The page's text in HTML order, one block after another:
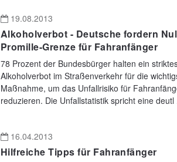
19.08.2013
Alkoholverbot - Deutsche fordern
Promille-Grenze für Fahranfänger
78 Prozent der Bundesbürger halten ein
Alkoholverbot im Straßenverkehr für die
Maßnahme, um das Unfallrisiko für
reduzieren. Die Unfallstatistik spricht eine deutl
16.04.2013
Hilfreiche Tipps für Fahranfänger